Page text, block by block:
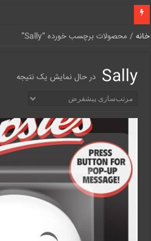
خانه / محصولات برچسب خورده “Sally”
Sally در حال نمایش یک نتیجه